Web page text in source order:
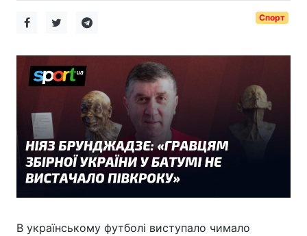
Спорт
В українському футболі виступало чимало